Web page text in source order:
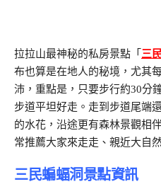
拉拉山最神秘的私房景點「 三
布也算是在地人的秘境，尤其
沛，重點是，只要步行約30分
步道平坦好走。走到步道尾端
的水花，沿途更有森林景觀相
常推薦大家來走走、親近大自
三民蝙蝠洞景點資訊